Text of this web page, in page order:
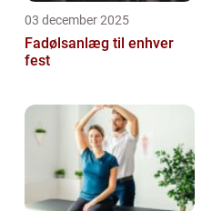
03 december 2025
Fadølsanlæg til enhver
fest